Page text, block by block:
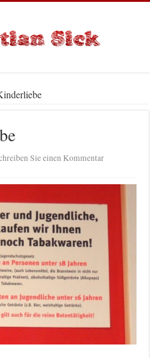
Sie einen Kommentar